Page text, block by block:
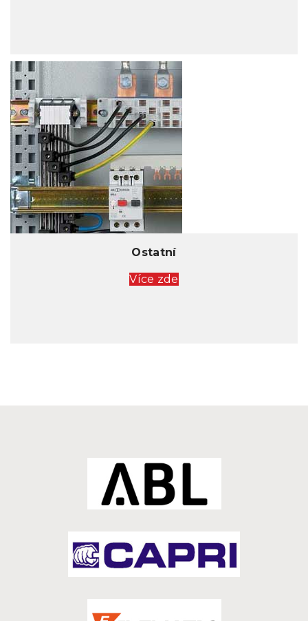
Ostatní
Více zde